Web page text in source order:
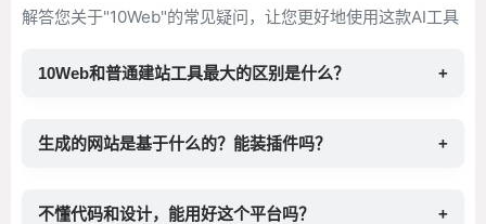
解答您关于"10Web"的常见疑问，让您更好地使用这款AI工具
10Web和普通建站工具最大的区别是什么？ +
生成的网站是基于什么的？能装插件吗？ +
不懂代码和设计，能用好这个平台吗？ +